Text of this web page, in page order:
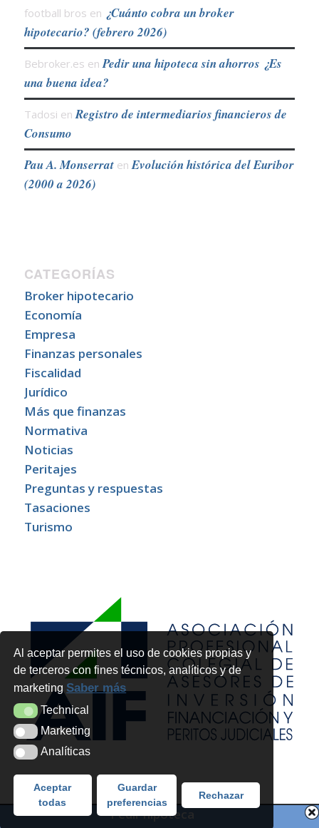
Al aceptar permites el uso de cookies propias y
de terceros con fines técnicos, analíticos y de
marketingSaber más
TechnicalTechnical
MarketingMarketing
AnalíticasAnalíticas
Aceptar
todas
Guardar
preferencias
Rechazar
football bros en ¿Cuánto cobra un broker
hipotecario? (febrero 2026)
Bebroker.es enPedir una hipoteca sin ahorros ¿Es
una buena idea?
Tadosi enRegistro de intermediarios financieros de
Consumo
Pau A. MonserratenEvolución histórica del Euribor
(2000 a 2026)
CATEGORÍAS
Broker hipotecario
Economía
Empresa
Finanzas personales
Fiscalidad
Jurídico
Más que finanzas
Normativa
Noticias
Peritajes
Preguntas y respuestas
Tasaciones
Turismo
Pedir hipoteca